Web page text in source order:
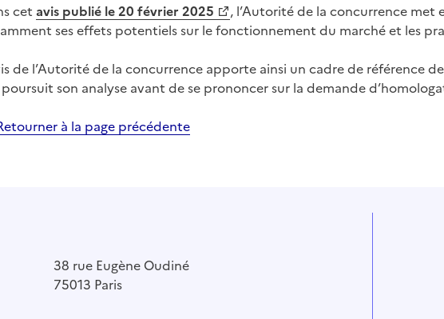
cet avis publié le 20 février 2025
, l’Autorité de la concurrence met
ses effets potentiels sur le fonctionnement du marché et les
de l’Autorité de la concurrence apporte ainsi un cadre de référence
son analyse avant de se prononcer sur la demande
à la page précédente
38 rue Eugène Oudiné
75013 Paris